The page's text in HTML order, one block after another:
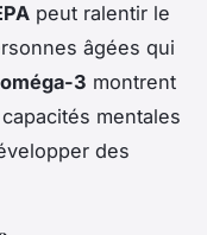
peut ralentir le
âgées qui
oméga-3 montrent
mentales
des